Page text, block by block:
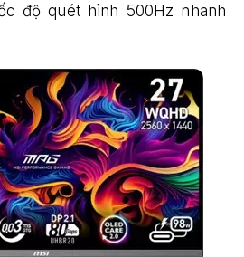
độ quét hình 500Hz nhanh